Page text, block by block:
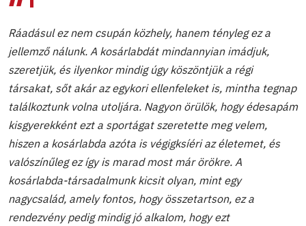
Ráadásul ez nem csupán közhely, hanem tényleg ez a
jellemző nálunk. A kosárlabdát mindannyian imádjuk,
szeretjük, és ilyenkor mindig úgy köszöntjük a régi
társakat, sőt akár az egykori ellenfeleket is, mintha tegnap
találkoztunk volna utoljára. Nagyon örülök, hogy édesapám
kisgyerekként ezt a sportágat szeretette meg velem,
hiszen a kosárlabda azóta is végigksíéri az életemet, és
valószínűleg ez így is marad most már örökre. A
kosárlabda-társadalmunk kicsit olyan, mint egy
nagycsalád, amely fontos, hogy összetartson, ez a
rendezvény pedig mindig jó alkalom, hogy ezt